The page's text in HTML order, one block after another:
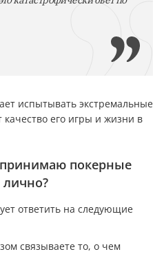
испытывать экстремальные
его игры и жизни в
покерные
ответить на следующие
связываете то, о чем